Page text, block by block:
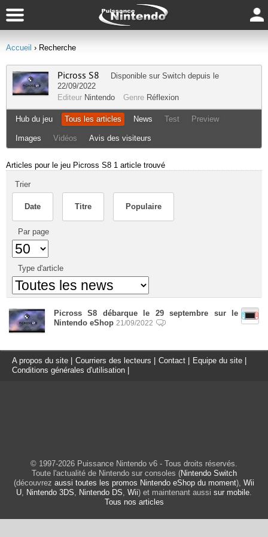
Accueil › Recherche
Picross S8 Disponible sur Switch depuis le
22/09/2022
Editeur Nintendo Genre Réflexion
Hub du jeu Tous les articles News Test Preview
Images Vidéos Avis des visiteurs
Articles pour le jeu Picross S8 1 article trouvé
Trier
Date Titre Populaire
Par page
Type d'article
Picross S8 débarque le 29 septembre sur le
Nintendo eShop 21/09/2022
A propos du site Courriers des lecteurs Contact Equipe du site
Conditions générales d'utilisation
© 1997-2026 Puissance Nintendo v6 - Tous droits réservés.
Toute l'actualité de Nintendo sur consoles (Nintendo Switch
(découvrez aussi toutes les promos Nintendo eShop du moment), Wii
U, Nintendo 3DS, Nintendo DS, Wii) et maintenant aussi sur mobile.
Tous nos articles